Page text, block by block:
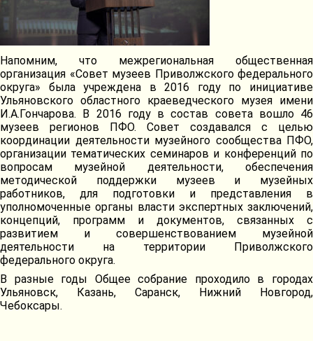
Напомним, что межрегиональная общественная
организация «Совет музеев Приволжского федерального
округа» была учреждена в 2016 году по инициативе
Ульяновского областного краеведческого музея имени
И.А.Гончарова. В 2016 году в состав совета вошло 46
музеев регионов ПФО. Совет создавался с целью
координации деятельности музейного сообщества ПФО,
организации тематических семинаров и конференций по
вопросам музейной деятельности, обеспечения
методической поддержки музеев и музейных
работников, для подготовки и представления в
уполномоченные органы власти экспертных заключений,
концепций, программ и документов, связанных с
развитием и совершенствованием музейной
деятельности на территории Приволжского
федерального округа.
В разные годы Общее собрание проходило в городах
Ульяновск, Казань, Саранск, Нижний Новгород,
Чебоксары.